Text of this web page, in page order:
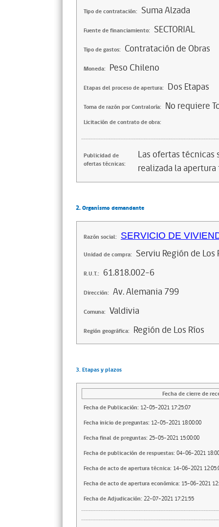
Tipo de contratación: Suma Alzada
Fuente de financiamiento: SECTORIAL
Tipo de gastos: Contratación de Obras
Moneda: Peso Chileno
Etapas del proceso de apertura: Dos Etapas
Toma de razón por Contraloría: No requiere
Licitación de contrato de obra:
Publicidad de
ofertas técnicas:
Las ofertas
realizada la
2. Organismo demandante
Razón social: SERVICIO DE
Unidad de compra: Serviu Región de
R.U.T.: 61.818.002-6
Dirección: Av. Alemania 799
Comuna: Valdivia
Región geográfica: Región de Los Ríos
3. Etapas y plazos
Fecha de cierre de
Fecha de Publicación: 12-05-2021 17:25:07
Fecha inicio de preguntas: 12-05-2021 18:00:00
Fecha final de preguntas: 25-05-2021 15:00:00
Fecha de publicación de respuestas: 04-06-2021
Fecha de acto de apertura técnica: 14-06-2021
Fecha de acto de apertura económica: 15-06-2021
Fecha de Adjudicación: 22-07-2021 17:21:55